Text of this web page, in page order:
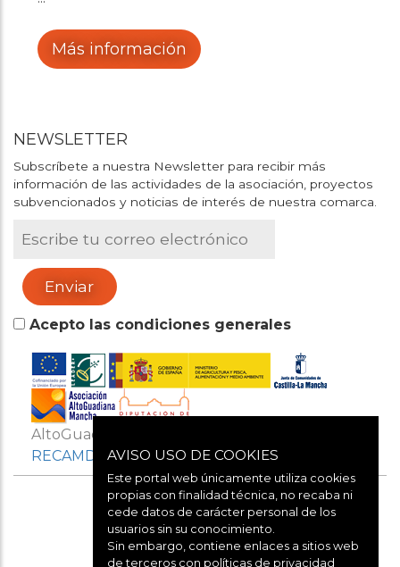
Más información
NEWSLETTER
Subscríbete a nuestra Newsletter para recibir más
información de las actividades de la asociación, proyectos
subvencionados y noticias de interés de nuestra comarca.
Acepto las condiciones generales
AltoGuadianaMancha es miembro de
RECAMDERYREDR
AVISO USO DE COOKIES
Este portal web únicamente utiliza cookies
propias con finalidad técnica, no recaba ni
cede datos de carácter personal de los
usuarios sin su conocimiento.
Sin embargo, contiene enlaces a sitios web
de terceros con políticas de privacidad